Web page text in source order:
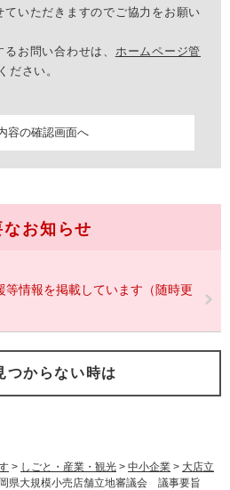
> しごと・産業・観光 > 中小企業 > 大店立
県大規模小売店舗立地審議会 議事要旨
ていただきますのでご協力をお願い
お問い合わせは、 ホームページ管
ださい。
なお知らせ
情報を掲載しています（随時更
つからない時は